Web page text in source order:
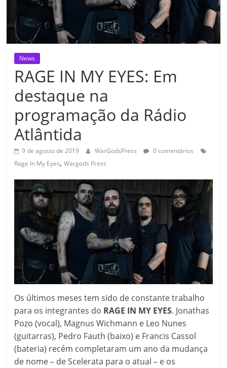
News
RAGE IN MY EYES: Em
destaque na
programação da Rádio
Atlântida
9 de agosto de 2019 WarGodsPress
0 comentários
Rage In My Eyes,Wargods Press
Os últimos meses tem sido de constante trabalho
para os integrantes do RAGE IN MY EYES. Jonathas
Pozo (vocal), Magnus Wichmann e Leo Nunes
(guitarras), Pedro Fauth (baixo) e Francis Cassol
(bateria) recém completaram um ano da mudança
de nome – de Scelerata para o atual – e os